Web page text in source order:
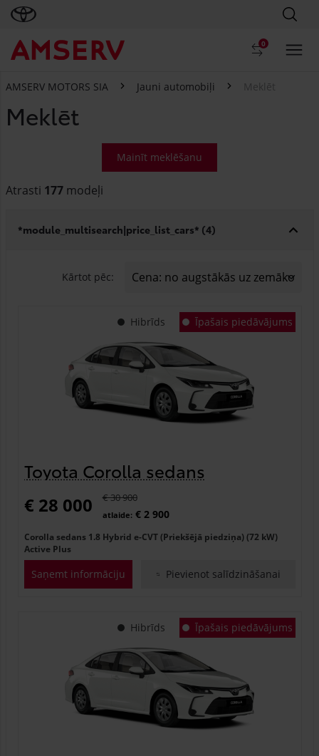
0
AMSERV MOTORS SIA Jauni automobiļi Meklēt
Meklēt
Mainīt meklēšanu
Atrasti 177modeļi
*module_multisearch|price_list_cars* (4)
Kārtot pēc:
Hibrīds Īpašais piedāvājums
Toyota Corolla sedans
€ 28 000 € 30 900
atlaide: € 2 900
Corolla sedans 1.8 Hybrid e-CVT (Priekšējā piedziņa) (72 kW)
Active Plus
Saņemt informāciju Pievienot salīdzināšanai
Hibrīds Īpašais piedāvājums